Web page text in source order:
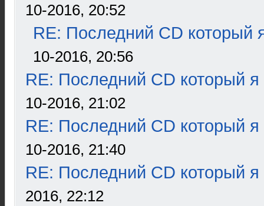
10-2016, 20:52
RE: Последний CD который
10-2016, 20:56
RE: Последний CD который я
10-2016, 21:02
RE: Последний CD который я
10-2016, 21:40
RE: Последний CD который я
2016, 22:12